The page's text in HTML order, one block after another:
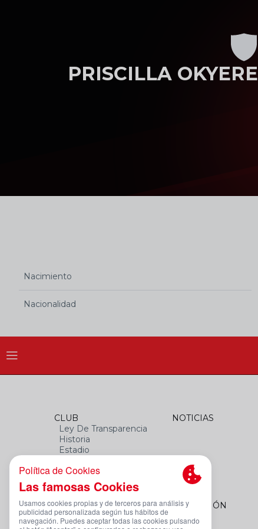
PRISCILLA OKYERE
Nacimiento
Nacionalidad
CLUB
Ley De Transparencia
Historia
Estadio
Datos Del Club
NOTICIAS
FEMENINO
Plantilla
FUNDACIÓN